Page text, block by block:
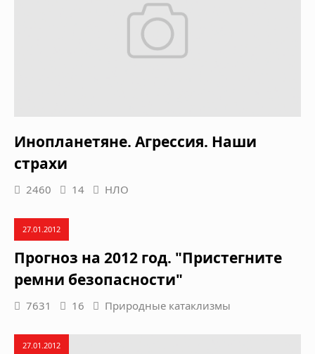
Инопланетяне. Агрессия. Наши
страхи
2460 14 НЛО
27.01.2012
Прогноз на 2012 год. "Пристегните
ремни безопасности"
7631 16 Природные катаклизмы
27.01.2012